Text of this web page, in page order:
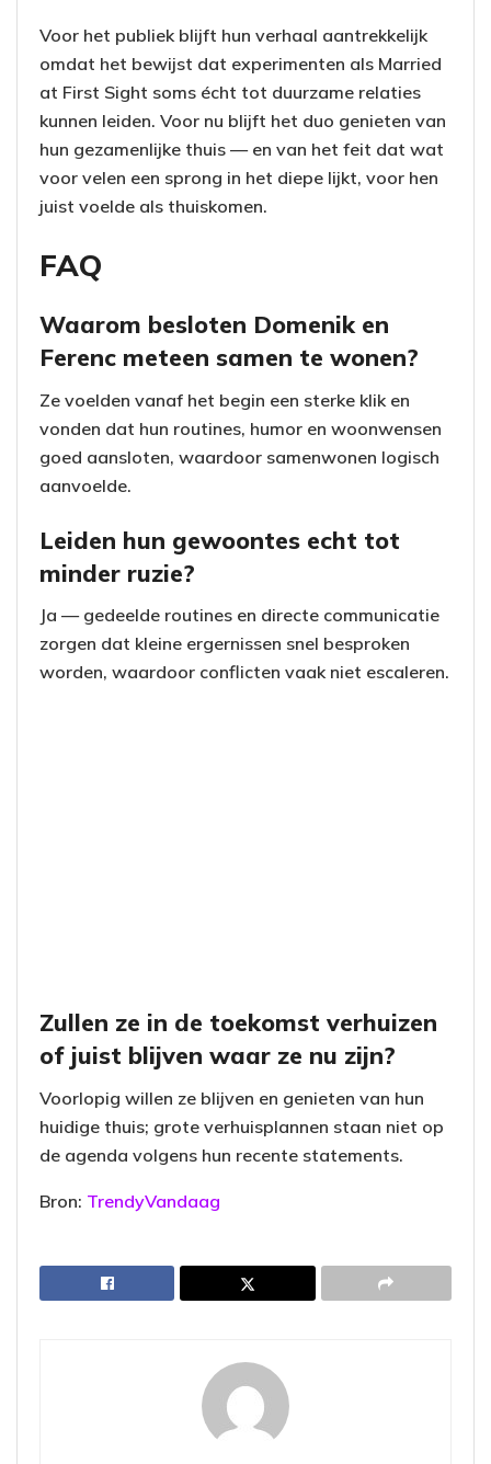
Voor het publiek blijft hun verhaal aantrekkelijk
omdat het bewijst dat experimenten als Married
at First Sight soms écht tot duurzame relaties
kunnen leiden. Voor nu blijft het duo genieten van
hun gezamenlijke thuis — en van het feit dat wat
voor velen een sprong in het diepe lijkt, voor hen
juist voelde als thuiskomen.
FAQ
Waarom besloten Domenik en
Ferenc meteen samen te wonen?
Ze voelden vanaf het begin een sterke klik en
vonden dat hun routines, humor en woonwensen
goed aansloten, waardoor samenwonen logisch
aanvoelde.
Leiden hun gewoontes echt tot
minder ruzie?
Ja — gedeelde routines en directe communicatie
zorgen dat kleine ergernissen snel besproken
worden, waardoor conflicten vaak niet escaleren.
Zullen ze in de toekomst verhuizen
of juist blijven waar ze nu zijn?
Voorlopig willen ze blijven en genieten van hun
huidige thuis; grote verhuisplannen staan niet op
de agenda volgens hun recente statements.
Bron: TrendyVandaag